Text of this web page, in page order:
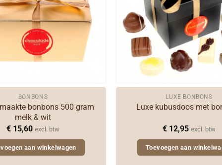
BONBONS
bonbons 500 gram
melk & wit
€ 15,60 excl. btw
aan winkelwagen
LUXE BONBONS
Luxe kubusdoos met
€ 12,95 excl. btw
Toevoegen aan